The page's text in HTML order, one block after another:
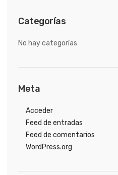
Categorías
No hay categorías
Meta
Acceder
Feed de entradas
Feed de comentarios
WordPress.org